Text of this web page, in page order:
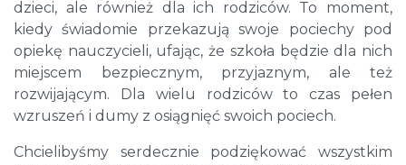
dzieci, ale również dla ich rodziców. To moment,
kiedy świadomie przekazują swoje pociechy pod
opiekę nauczycieli, ufając, że szkoła będzie dla nich
miejscem bezpiecznym, przyjaznym, ale też
rozwijającym. Dla wielu rodziców to czas pełen
wzruszeń i dumy z osiągnięć swoich pociech.
Chcielibyśmy serdecznie podziękować wszystkim